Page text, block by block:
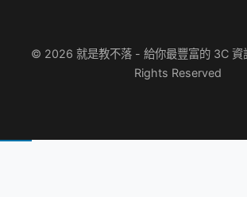
© 2026 就是教不落 - 給你最豐富的 3C 資
Rights Reserved